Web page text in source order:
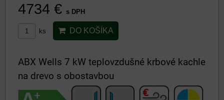
4734 € s DPH
ks DO KOŠÍKA
ABX Wells 7 kW teplovzdušné krbové kachle
na drevo s obostavbou